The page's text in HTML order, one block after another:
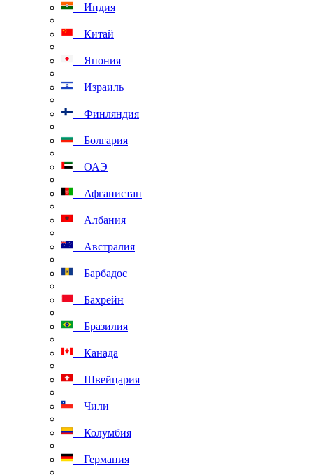
Индия
Китай
Япония
Израиль
Финляндия
Болгария
ОАЭ
Афганистан
Албания
Австралия
Барбадос
Бахрейн
Бразилия
Канада
Швейцария
Чили
Колумбия
Германия